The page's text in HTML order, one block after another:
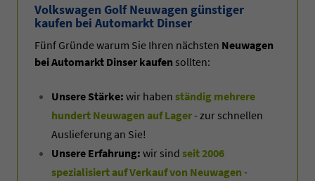
Volkswagen Golf Neuwagen günstiger
kaufen bei Automarkt Dinser
Fünf Gründe warum Sie Ihren nächsten Neuwagen
bei Automarkt Dinser kaufen sollten:
Unsere Stärke: wir haben ständig mehrere
hundert Neuwagen auf Lager- zur schnellen
Auslieferung an Sie!
Unsere Erfahrung: wir sind seit 2006
spezialisiert auf Verkauf von Neuwagen -